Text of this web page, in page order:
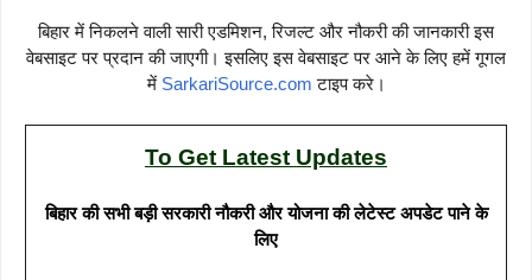
बिहार में निकलने वाली सारी एडमिशन, रिजल्ट और नौकरी की जानकारी इस
वेबसाइट पर प्रदान की जाएगी। इसलिए इस वेबसाइट पर आने के लिए हमें गूगल
में SarkariSource.com टाइप करे।
To Get Latest Updates
बिहार की सभी बड़ी सरकारी नौकरी और योजना की लेटेस्ट अपडेट पाने के
लिए